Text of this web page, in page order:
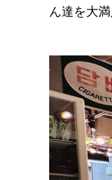
ん達を大